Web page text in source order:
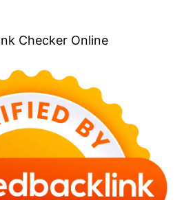
Checker Online